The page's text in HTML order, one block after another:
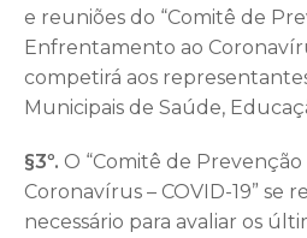
e reuniões do “Comitê de
Enfrentamento ao
competirá aos
Municipais de Saúde,
§3º. O “Comitê de
Coronavírus – COVID-19” se
necessário para avaliar os